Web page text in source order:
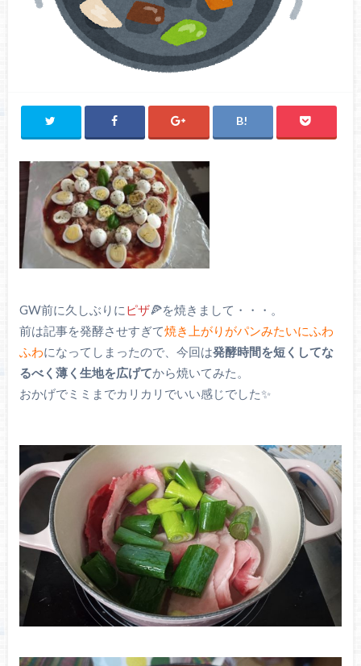
GW前に久しぶりに ピザ🍕を焼きまして・・・。
前は記事を発酵させすぎて焼き上がりがパンみたいにふわ
ふわになってしまったので、今回は発酵時間を短くしてな
るべく薄く生地を広げてから焼いてみた。
おかげでミミまでカリカリでいい感じでした✨